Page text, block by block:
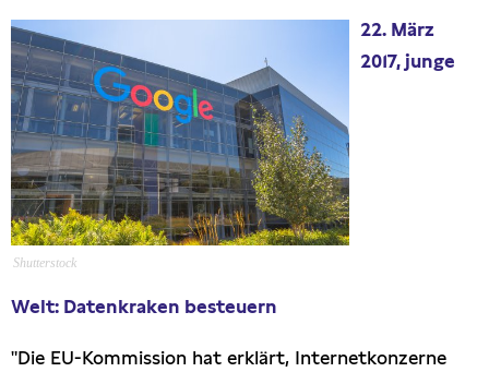
Artikel
Presseschau
Publikationen
Anfragen (Archivseite)
Shutterstock
22. März
2017, junge
Welt: Datenkraken besteuern
"Die EU-Kommission hat erklärt, Internetkonzerne